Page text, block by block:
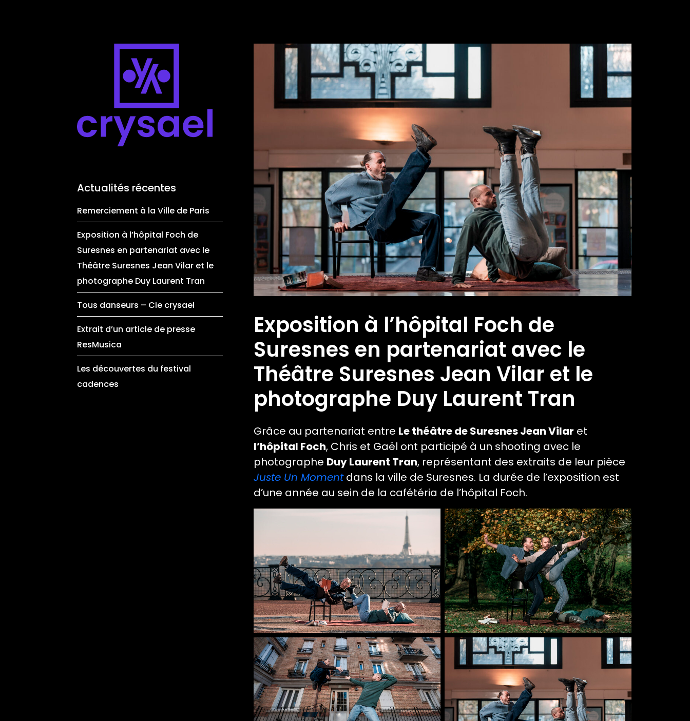
Exposition à l’hôpital Foch de
Suresnes en partenariat avec le
Théâtre Suresnes Jean Vilar et le
photographe Duy Laurent Tran
Grâce au partenariat entre Le théâtre de Suresnes Jean Vilar et
l’hôpital Foch, Chris et Gaël ont participé à un shooting avec le
photographe Duy Laurent Tran, représentant des extraits de leur pièce
Juste Un Momentdans la ville de Suresnes. La durée de l’exposition est
d’une année au sein de la cafétéria de l’hôpital Foch.
Actualités récentes
Remerciement à la Ville de Paris
Exposition à l’hôpital Foch de
Suresnes en partenariat avec le
Théâtre Suresnes Jean Vilar et le
photographe Duy Laurent Tran
Tous danseurs – Cie crysael
Extrait d’un article de presse
ResMusica
Les découvertes du festival
cadences